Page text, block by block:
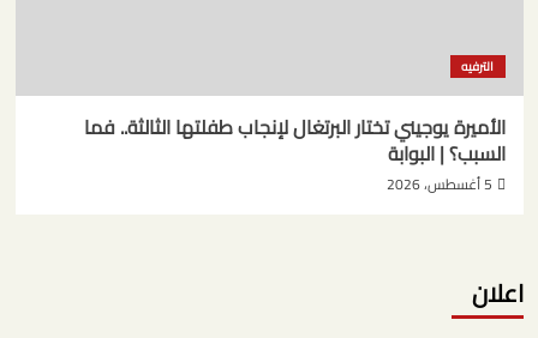
الترفيه
الأميرة يوجيني تختار البرتغال لإنجاب طفلتها الثالثة.. فما
السبب؟ | البوابة
5 أغسطس، 2026
اعلان